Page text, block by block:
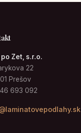
po Zet, s.r.o.
22
Prešov
46 693 092